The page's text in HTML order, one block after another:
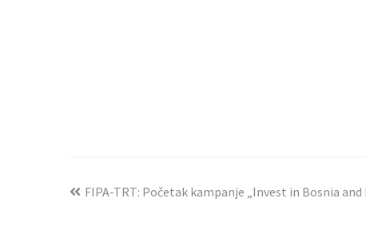
FIPA-TRT: Početak kampanje „Invest in Bosnia